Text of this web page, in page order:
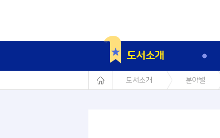
도서소개
도서소개 분야별